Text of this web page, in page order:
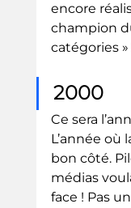
encore
champion
catégories »
2000
Ce sera
L’année
bon côté.
médias
face ! Pas